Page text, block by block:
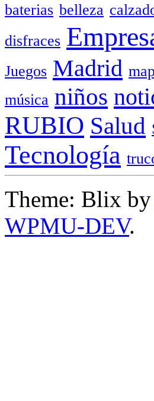
baterias belleza
disfraces
Juegos Madrid
música niños
RUBIO Salud
Tecnología
Theme: Blix by
WPMU-DEV.